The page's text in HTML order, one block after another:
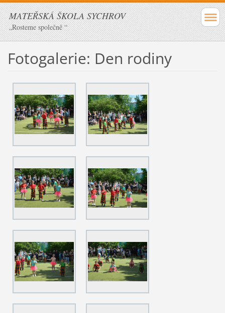
MATEŘSKÁ ŠKOLA SYCHROV
„Rosteme společně “
Fotogalerie: Den rodiny